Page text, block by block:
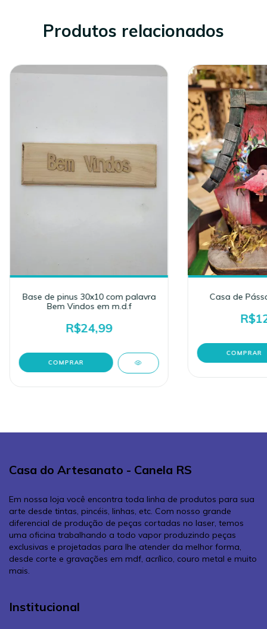
Produtos relacionados
Base de pinus 30x10 com palavra
Bem Vindos em m.d.f
R$24,99
Casa de
Casa do Artesanato - Canela RS
Em nossa loja você encontra toda linha de produtos para sua
arte desde tintas, pincéis, linhas, etc. Com nosso grande
diferencial de produção de peças cortadas no laser, temos
uma oficina trabalhando a todo vapor produzindo peças
exclusivas e projetadas para lhe atender da melhor forma,
desde corte e gravações em mdf, acrílico, couro metal e muito
mais.
Institucional